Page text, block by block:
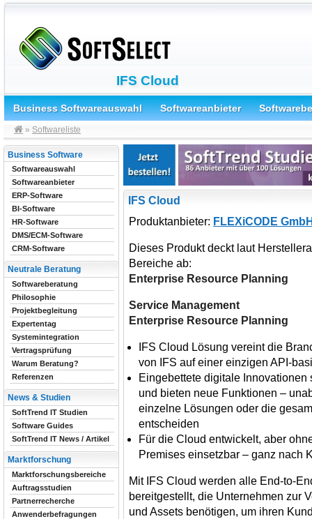
IFS Cloud
Business Softwareauswahl Softwareanbieter
» Softwareliste
IFS Cloud
Produktanbieter: FLEXiCODE
Dieses Produkt deckt laut
Bereiche ab:
Enterprise Resource Planning
Service Management
Enterprise Resource Planning
IFS Cloud Lösung vereint die
von IFS auf einer einzigen API-
Eingebettete digitale
und bieten neue Funktionen –
einzelne Lösungen oder die
entscheiden
Für die Cloud entwickelt, aber
Premises einsetzbar – ganz nach
Mit IFS Cloud werden alle End-to-
bereitgestellt, die Unternehmen zur
und Assets benötigen, um ihren
Business Software
Softwareauswahl
Softwareanbieter
ERP-Software
BI-Software
HR-Software
DMS/ECM-Software
CRM-Software
Neutrale Beratung
Softwareberatung
Philosophie
Projektbegleitung
Expertentag
Systemintegration
Vertragsprüfung
Warum Beratung?
Referenzen
News & Studien
SoftTrend IT Studien
Software Guides
SoftTrend IT News / Artikel
Marktforschung
Marktforschungsbereiche
Auftragsstudien
Partnerrecherche
Anwenderbefragungen